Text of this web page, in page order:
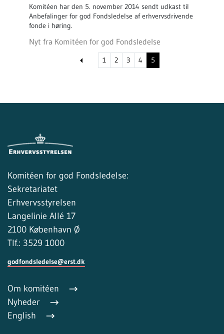
Komitéen har den 5. november 2014 sendt udkast til
Anbefalinger for god Fondsledelse af erhvervsdrivende
fonde i høring.
Nyt fra Komitéen for god Fondsledelse
1 2 3 4 5
Komitéen for god Fondsledelse:
Sekretariatet
Erhvervsstyrelsen
Langelinie Allé 17
2100 København Ø
Tlf.: 3529 1000
godfondsledelse@erst.dk
Om komitéen
Nyheder
English